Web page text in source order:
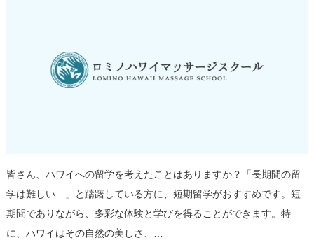
皆さん、ハワイへの留学を考えたことはありますか？「長期間の留
学は難しい…」と躊躇している方に、短期留学がおすすめです。短
期間でありながら、多彩な体験と学びを得ることができます。特
に、ハワイはその自然の美しさ、…